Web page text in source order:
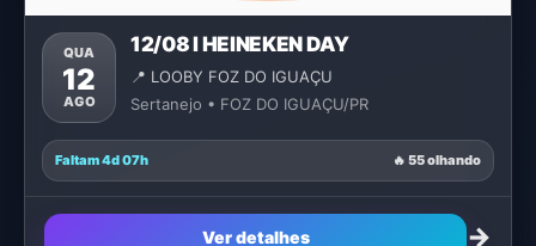
QUA
12
AGO
12/08 I HEINEKEN DAY
📍 LOOBY FOZ DO IGUAÇU
Sertanejo • FOZ DO IGUAÇU/PR
Faltam 4d 07h 🔥 55 olhando
Ver detalhes →